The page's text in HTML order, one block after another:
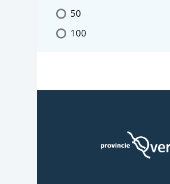
50
100